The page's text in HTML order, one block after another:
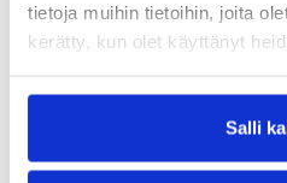
tietoja muihin tietoihin, joita
kerätty, kun olet käyttänyt
Salli
Tee